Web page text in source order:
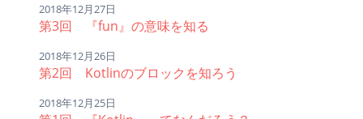
2018年12月27日
第3回 『fun』の意味を知る
2018年12月26日
第2回 Kotlinのブロックを知ろう
2018年12月25日